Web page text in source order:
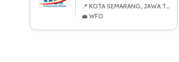
📍 KOTA SEMARANG, JAWA TENGAH
💼 WFO